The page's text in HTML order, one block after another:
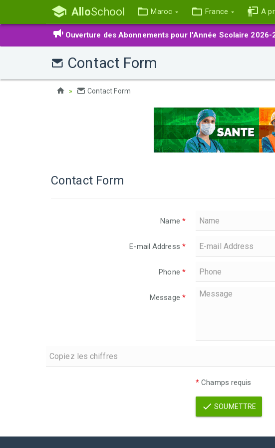
AlloSchool Maroc France A
Ouverture des Abonnements pour l'Année Scolaire 2026-
Contact Form
Contact Form
Contact Form
Name *
E-mail Address *
Phone *
Message *
* Champs requis
SOUMETTRE